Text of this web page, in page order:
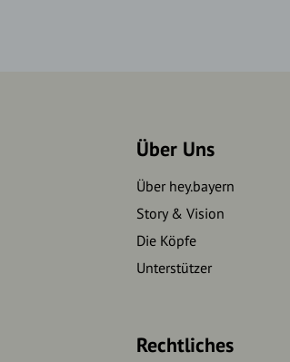
Über Uns
Über hey.bayern
Story & Vision
Die Köpfe
Unterstützer
Rechtliches